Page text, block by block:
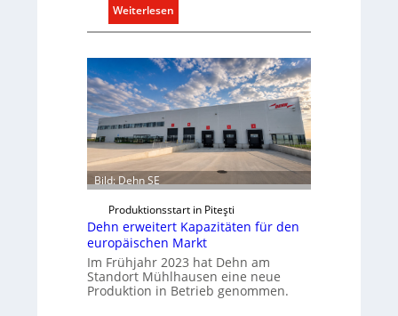
Weiterlesen
E
n
C
l
i
p
f
a
l
l
e
U
Bild: Dehn SE
Produktionsstart in Piteşti
Dehn erweitert Kapazitäten für den
europäischen Markt
Im Frühjahr 2023 hat Dehn am
Standort Mühlhausen eine neue
Produktion in Betrieb genommen.